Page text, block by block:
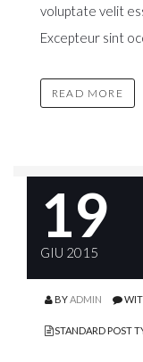
voluptate velit
Excepteur sint
READ MORE
19
GIU 2015
BYADMIN
STANDARD POST